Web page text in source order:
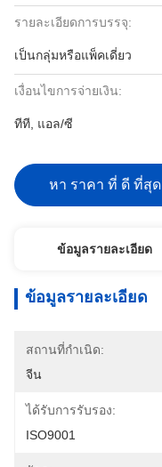
รายละเอียดการบรรจุ:
เป็นกลุ่มหรือแพ็คเดี่ยว
เงื่อนไขการจ่ายเงิน:
ทีที, แอล/ซี
หา ราคา ที่ ดี ที่สุด
ข้อมูลรายละเอียด
ข้อมูลรายละเอียด
สถานที่กำเนิด:
จีน
ได้รับการรับรอง:
ISO9001